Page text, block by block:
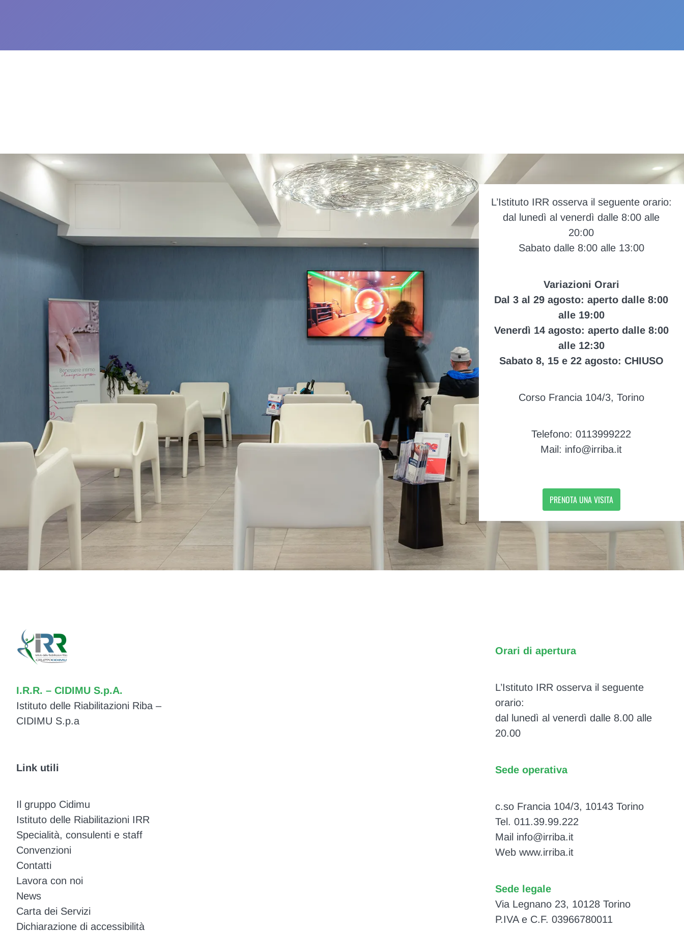
L’Istituto IRR osserva il seguente orario:
dal lunedì al venerdì dalle 8:00 alle
20:00
Sabato dalle 8:00 alle 13:00
Variazioni Orari
Dal 3 al 29 agosto: aperto dalle 8:00
alle 19:00
Venerdì 14 agosto: aperto dalle 8:00
alle 12:30
Sabato 8, 15 e 22 agosto: CHIUSO
Corso Francia 104/3, Torino
Telefono: 0113999222
Mail: info@irriba.it
PRENOTA UNA VISITA
I.R.R. – CIDIMU S.p.A.
Istituto delle Riabilitazioni Riba –
CIDIMU S.p.a
Link utili
Il gruppo Cidimu
Istituto delle Riabilitazioni IRR
Specialità, consulenti e staff
Convenzioni
Contatti
Lavora con noi
News
Carta dei Servizi
Dichiarazione di accessibilità
Orari di apertura
L’Istituto IRR osserva il seguente
orario:
dal lunedì al venerdì dalle 8.00 alle
20.00
Sede operativa
c.so Francia 104/3, 10143 Torino
Tel. 011.39.99.222
Mail info@irriba.it
Web www.irriba.it
Sede legale
Via Legnano 23, 10128 Torino
P.IVA e C.F. 03966780011